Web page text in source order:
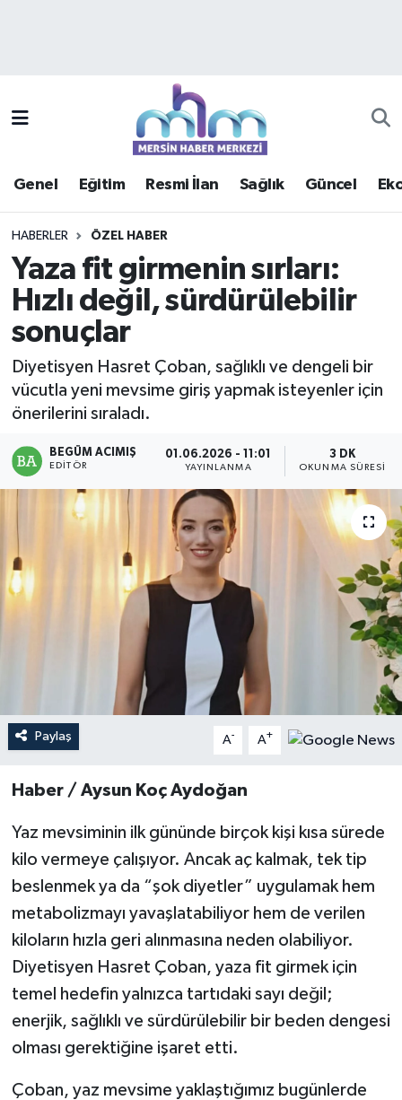
Genel Eğitim Resmi İlan Sağlık Güncel
HABERLER ÖZEL HABER
Yaza fit girmenin sırları:
Hızlı değil, sürdürülebilir
sonuçlar
Diyetisyen Hasret Çoban, sağlıklı ve dengeli bir
vücutla yeni mevsime giriş yapmak isteyenler için
önerilerini sıraladı.
BEGÜM ACIMIŞ
EDITÖR
01.06.2026 - 11:01
YAYINLANMA
3 DK
OKUNMA SÜRESI
Paylaş A- A+
Haber / Aysun Koç Aydoğan
Yaz mevsiminin ilk gününde birçok kişi kısa sürede
kilo vermeye çalışıyor. Ancak aç kalmak, tek tip
beslenmek ya da “şok diyetler” uygulamak hem
metabolizmayı yavaşlatabiliyor hem de verilen
kiloların hızla geri alınmasına neden olabiliyor.
Diyetisyen Hasret Çoban, yaza fit girmek için
temel hedefin yalnızca tartıdaki sayı değil;
enerjik, sağlıklı ve sürdürülebilir bir beden dengesi
olması gerektiğine işaret etti.
Çoban, yaz mevsime yaklaştığımız bugünlerde
Güncel
Haberde insan
Kültür - Sanat
Mersin Tarihi
Özel Haber
Spor
Sürmanşet
Yaşam
Mersin Trafik Yoğunluk Haritası
Süper Lig Puan Durumu ve Fikstür
Haber Arşivi